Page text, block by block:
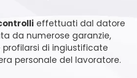
effettuati dal datore
da numerose garanzie,
di ingiustificate
personale del lavoratore.